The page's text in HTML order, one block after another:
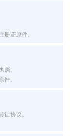
证原件。
。
。
协议。